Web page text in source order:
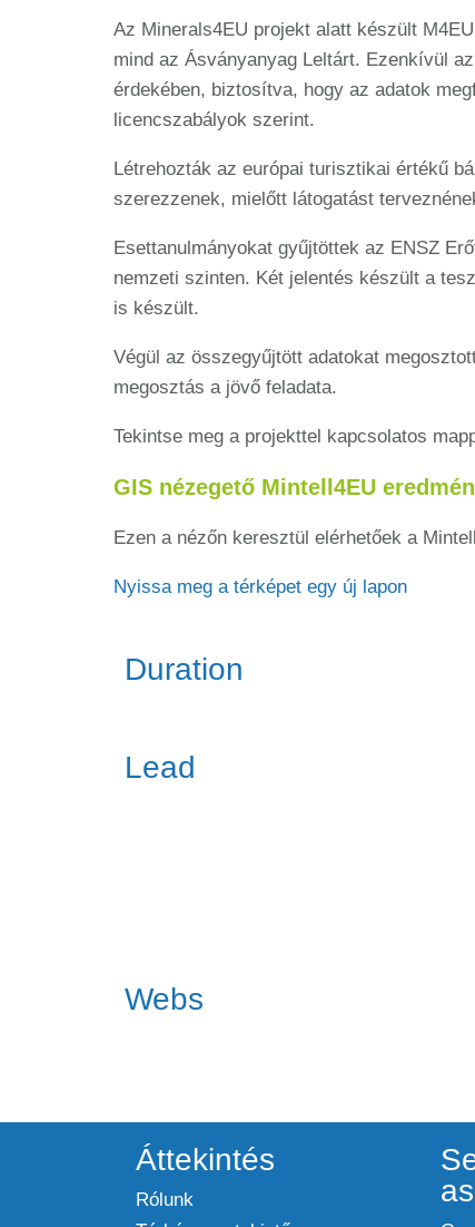
Az Minerals4EU projekt alatt készült
mind az Ásványanyag Leltárt. Ezenkívül
érdekében, biztosítva, hogy az adatok
licencszabályok szerint.
Létrehozták az európai turisztikai értékű
szerezzenek, mielőtt látogatást
Esettanulmányokat gyűjtöttek az ENSZ
nemzeti szinten. Két jelentés készült a
is készült.
Végül az összegyűjtött adatokat
megosztás a jövő feladata.
Tekintse meg a projekttel kapcsolatos
GIS nézegető Mintell4EU
Ezen a nézőn keresztül elérhetőek a
Nyissa meg a térképet egy új lapon
Duration
Lead
Webs
Áttekintés
Rólunk